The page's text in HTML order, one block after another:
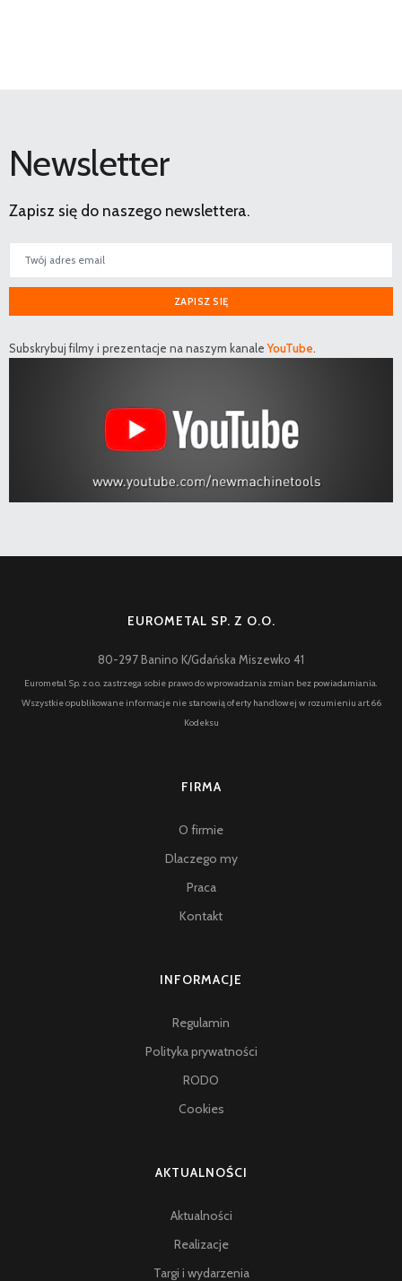
Newsletter
Zapisz się do naszego newslettera.
ZAPISZ SIĘ
Subskrybuj filmy i prezentacje na naszym kanaleYouTube
EUROMETAL SP. Z O.O.
80-297 Banino K/Gdańska Miszewko 41
Eurometal Sp. z o.o. zastrzega sobie prawo do wprowadzania zmian bez powiadamiania.
Wszystkie opublikowane informacje nie stanowią oferty handlowej w rozumieniu art.66
Kodeksu
FIRMA
O firmie
Dlaczego my
Praca
Kontakt
INFORMACJE
Regulamin
Polityka prywatności
RODO
Cookies
AKTUALNOŚCI
Aktualności
Realizacje
Targi i wydarzenia